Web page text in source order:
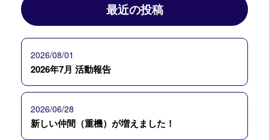
最近の投稿
2026/08/01
2026年7月 活動報告
2026/06/28
新しい仲間（重機）が増えました！